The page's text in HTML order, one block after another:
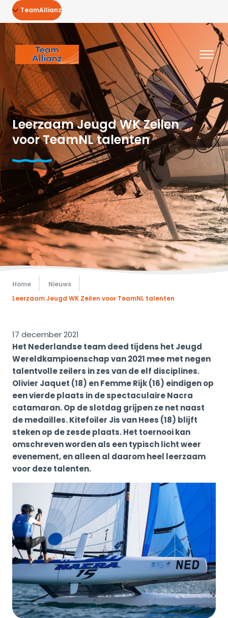
TeamAllianz
Leerzaam Jeugd WK Zeilen
voor TeamNL talenten
Home
Nieuws
Leerzaam Jeugd WK Zeilen voor TeamNL talenten
17 december 2021
Het Nederlandse team deed tijdens het Jeugd
Wereldkampioenschap van 2021 mee met negen
talentvolle zeilers in zes van de elf disciplines.
Olivier Jaquet (18) en Femme Rijk (16) eindigen op
een vierde plaats in de spectaculaire Nacra
catamaran. Op de slotdag grijpen ze net naast
de medailles. Kitefoiler Jis van Hees (18) blijft
steken op de zesde plaats. Het toernooi kan
omschreven worden als een typisch licht weer
evenement, en alleen al daarom heel leerzaam
voor deze talenten.